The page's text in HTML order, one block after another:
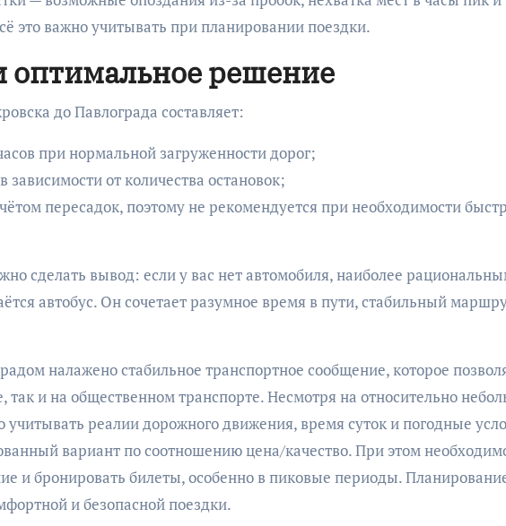
это важно учитывать при планировании поездки.
оптимальное решение
до Павлограда составляет:
при нормальной загруженности дорог;
от количества остановок;
пересадок, поэтому не рекомендуется при необходимости
сделать вывод: если у вас нет автомобиля, наиболее
автобус. Он сочетает разумное время в пути, стабильный
налажено стабильное транспортное сообщение, которое
так и на общественном транспорте. Несмотря на относительно
учитывать реалии дорожного движения, время суток и погодные
вариант по соотношению цена/качество. При этом
и бронировать билеты, особенно в пиковые периоды.
и безопасной поездки.